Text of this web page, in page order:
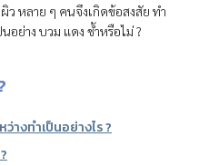
ว หลาย ๆ คนจึงเกิดข้อสงสัย ทำ
ย่าง บวม แดง ช้ำหรือไม่ ?
างทำเป็นอย่างไร ?